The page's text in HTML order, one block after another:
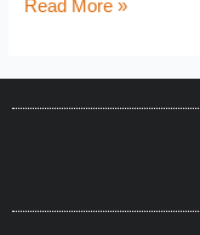
Read More »